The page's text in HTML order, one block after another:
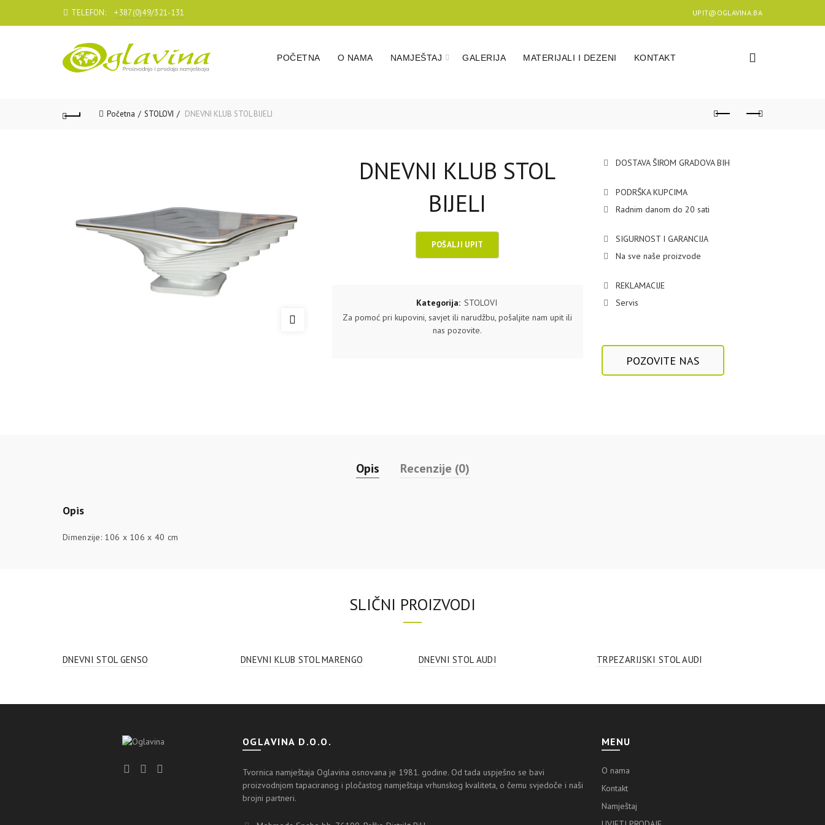
TELEFON: +387(0)49/321-131 UPIT@OGLAVINA.BA
POČETNA O NAMA NAMJEŠTAJ GALERIJA MATERIJALI I DEZENI KONTAKT
Početna STOLOVI DNEVNI KLUB STOL BIJELI
DNEVNI KLUB STOL
BIJELI
Kategorija: STOLOVI
Za pomoć pri kupovini, savjet ili narudžbu, pošaljite nam upit ili
nas pozovite.
DOSTAVA ŠIROM GRADOVA BIH
PODRŠKA KUPCIMA
Radnim danom do 20 sati
SIGURNOST I GARANCIJA
Na sve naše proizvode
REKLAMACIJE
Servis
POZOVITE NAS
Opis Recenzije (0)
Opis
Dimenzije: 106 x 106 x 40 cm
SLIČNI PROIZVODI
DNEVNI STOL GENSO DNEVNI KLUB STOL MARENGO DNEVNI STOL AUDI TRPEZARIJSKI STOL AUDI
OGLAVINA D.O.O.
Tvornica namještaja Oglavina osnovana je 1981. godine. Od tada uspješno se bavi
proizvodnjom tapaciranog i pločastog namještaja vrhunskog kvaliteta, o čemu svjedoče i naši
brojni partneri.
MENU
O nama
Kontakt
Namještaj